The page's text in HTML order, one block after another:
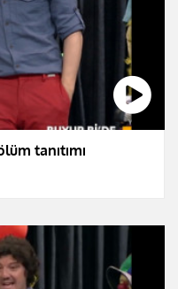
tanıtımı